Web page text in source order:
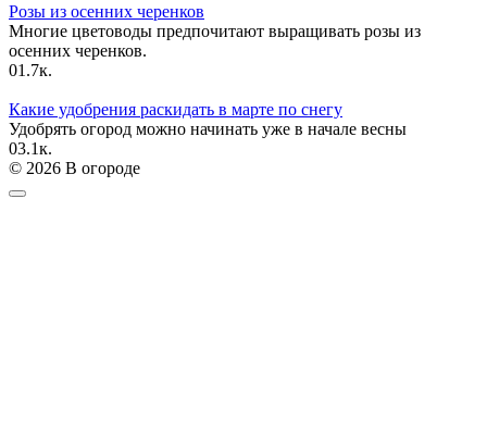
Розы из осенних черенков
Многие цветоводы предпочитают выращивать розы из
осенних черенков.
01.7к.
Какие удобрения раскидать в марте по снегу
Удобрять огород можно начинать уже в начале весны
03.1к.
© 2026 В огороде